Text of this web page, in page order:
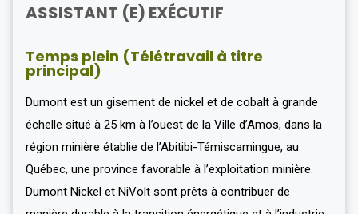
ASSISTANT (E) EXÉCUTIF
Temps plein (Télétravail à titre
principal)
Dumont est un gisement de nickel et de cobalt à grande
échelle situé à 25 km à l’ouest de la Ville d’Amos, dans la
région minière établie de l’Abitibi-Témiscamingue, au
Québec, une province favorable à l’exploitation minière.
Dumont Nickel et NiVolt sont prêts à contribuer de